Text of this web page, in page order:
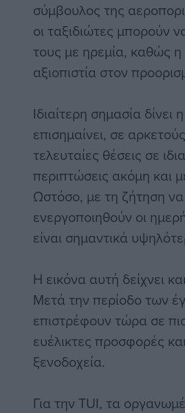
σύμβουλος της
οι ταξιδιώτες μπορούν
τους με ηρεμία, καθώς η
αξιοπιστία στον
Ιδιαίτερη σημασία
επισημαίνει, σε
τελευταίες θέσεις σε
περιπτώσεις ακόμη και
Ωστόσο, με τη ζήτηση να
ενεργοποιηθούν οι
είναι σημαντικά
Η εικόνα αυτή δείχνει
Μετά την περίοδο των
επιστρέφουν τώρα σε
ευέλικτες προσφορές
ξενοδοχεία.
Για την TUI, τα